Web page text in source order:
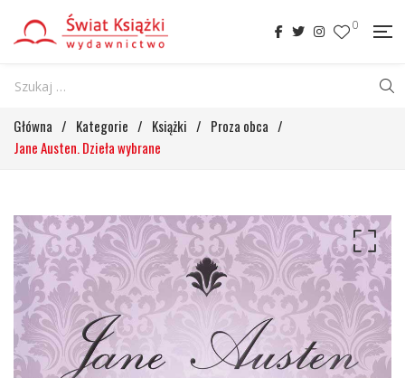
0
Główna / Kategorie / Książki / Proza obca /
Jane Austen. Dzieła wybrane